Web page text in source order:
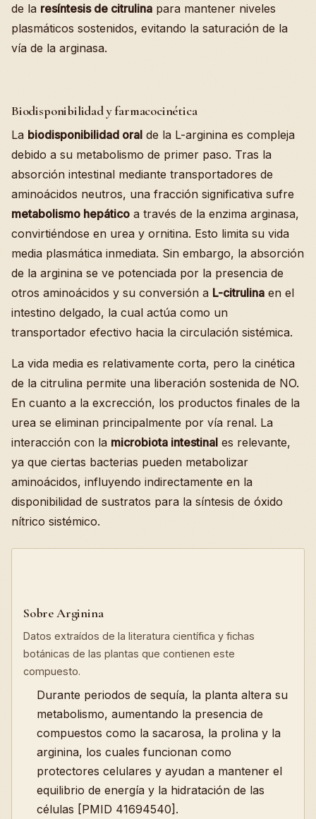
de la resíntesis de citrulina para mantener niveles
plasmáticos sostenidos, evitando la saturación de la
vía de la arginasa.
Biodisponibilidad y farmacocinética
La biodisponibilidad oral de la L-arginina es compleja
debido a su metabolismo de primer paso. Tras la
absorción intestinal mediante transportadores de
aminoácidos neutros, una fracción significativa sufre
metabolismo hepático a través de la enzima arginasa,
convirtiéndose en urea y ornitina. Esto limita su vida
media plasmática inmediata. Sin embargo, la absorción
de la arginina se ve potenciada por la presencia de
otros aminoácidos y su conversión a L-citrulina en el
intestino delgado, la cual actúa como un
transportador efectivo hacia la circulación sistémica.
La vida media es relativamente corta, pero la cinética
de la citrulina permite una liberación sostenida de NO.
En cuanto a la excrección, los productos finales de la
urea se eliminan principalmente por vía renal. La
interacción con la microbiota intestinal es relevante,
ya que ciertas bacterias pueden metabolizar
aminoácidos, influyendo indirectamente en la
disponibilidad de sustratos para la síntesis de óxido
nítrico sistémico.
Sobre Arginina
Datos extraídos de la literatura científica y fichas
botánicas de las plantas que contienen este
compuesto.
Durante periodos de sequía, la planta altera su
metabolismo, aumentando la presencia de
compuestos como la sacarosa, la prolina y la
arginina, los cuales funcionan como
protectores celulares y ayudan a mantener el
equilibrio de energía y la hidratación de las
células [PMID 41694540].